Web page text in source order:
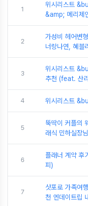
1
위시리스트
&amp; 메리제
2
가성비 헤어변
너랑나연, 혜블
3
위시리스트
추천 (feat. 산
4 위시리스트
5
뚝딱이 커플의
래식 민하실장
6
플래너 계약 후
피)
7
삿포로 가족여
천 엔데이트립